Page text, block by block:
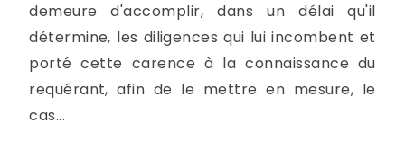
demeure d'accomplir, dans un délai qu'il
détermine, les diligences qui lui incombent et
porté cette carence à la connaissance du
requérant, afin de le mettre en mesure, le
cas...